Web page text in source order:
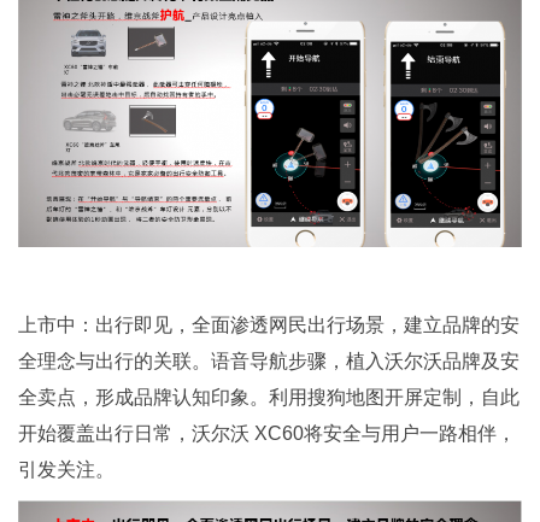
上市中：出行即见，全面渗透网民出行场景，建立品牌的安
全理念与出行的关联。语音导航步骤，植入沃尔沃品牌及安
全卖点，形成品牌认知印象。利用搜狗地图开屏定制，自此
开始覆盖出行日常，沃尔沃 XC60将安全与用户一路相伴，
引发关注。